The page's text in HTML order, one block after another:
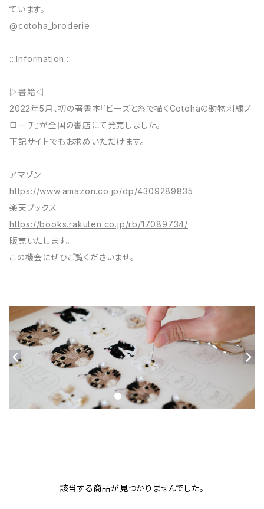
ています。
@cotoha_broderie
:::Information:::
▷書籍◁
2022年5月、初の著書本『ビーズと糸で描くCotohaの動物刺繍ブ
ローチ』が全国の書店にて発売しました。
下記サイトでもお求めいただけます。
アマゾン
https://www.amazon.co.jp/dp/4309289835
楽天ブックス
https://books.rakuten.co.jp/rb/17089734/
販売いたします。
この機会にぜひご覧くださいませ。
該当する商品が見つかりませんでした。